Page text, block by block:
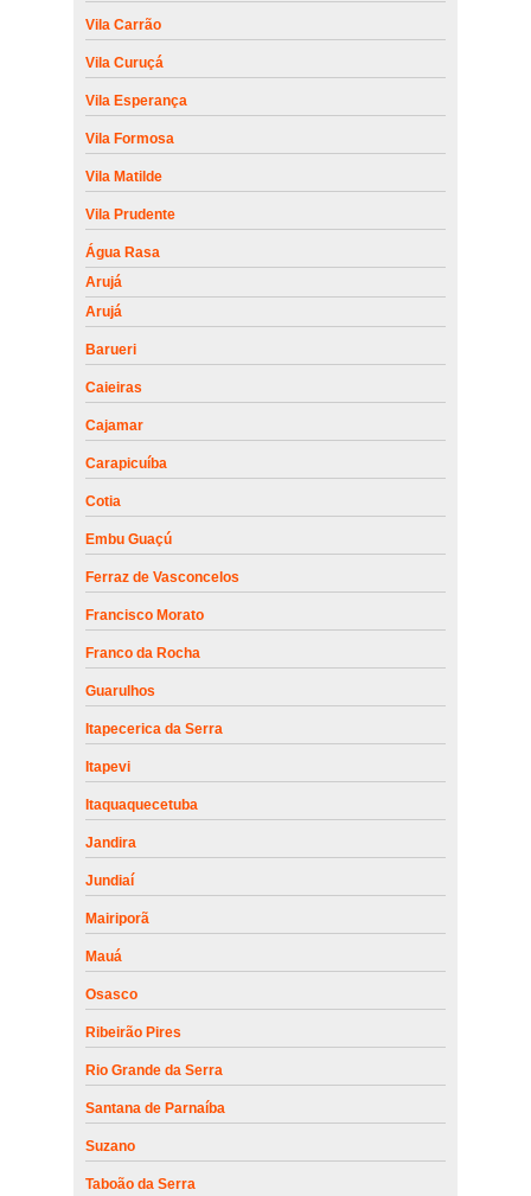
Vila Carrão
Vila Curuçá
Vila Esperança
Vila Formosa
Vila Matilde
Vila Prudente
Água Rasa
Arujá
Arujá
Barueri
Caieiras
Cajamar
Carapicuíba
Cotia
Embu Guaçú
Ferraz de Vasconcelos
Francisco Morato
Franco da Rocha
Guarulhos
Itapecerica da Serra
Itapevi
Itaquaquecetuba
Jandira
Jundiaí
Mairiporã
Mauá
Osasco
Ribeirão Pires
Rio Grande da Serra
Santana de Parnaíba
Suzano
Taboão da Serra